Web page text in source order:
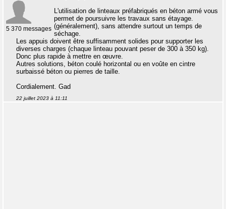
5 370 messages
L'utilisation de linteaux préfabriqués en béton armé vous
permet de poursuivre les travaux sans étayage.
(généralement), sans attendre surtout un temps de
séchage.
Les appuis doivent être suffisamment solides pour supporter les
diverses charges (chaque linteau pouvant peser de 300 à 350 kg).
Donc plus rapide à mettre en œuvre.
Autres solutions, béton coulé horizontal ou en voûte en cintre
surbaissé béton ou pierres de taille.
Cordialement. Gad
22 juillet 2023 à 11:11